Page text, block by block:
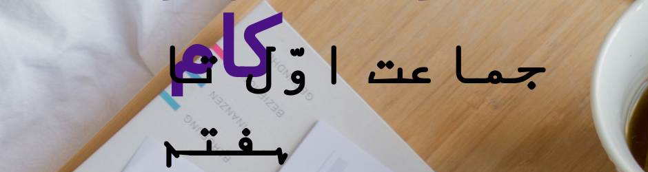
کام
جماعت اوّل تا
ہفتم